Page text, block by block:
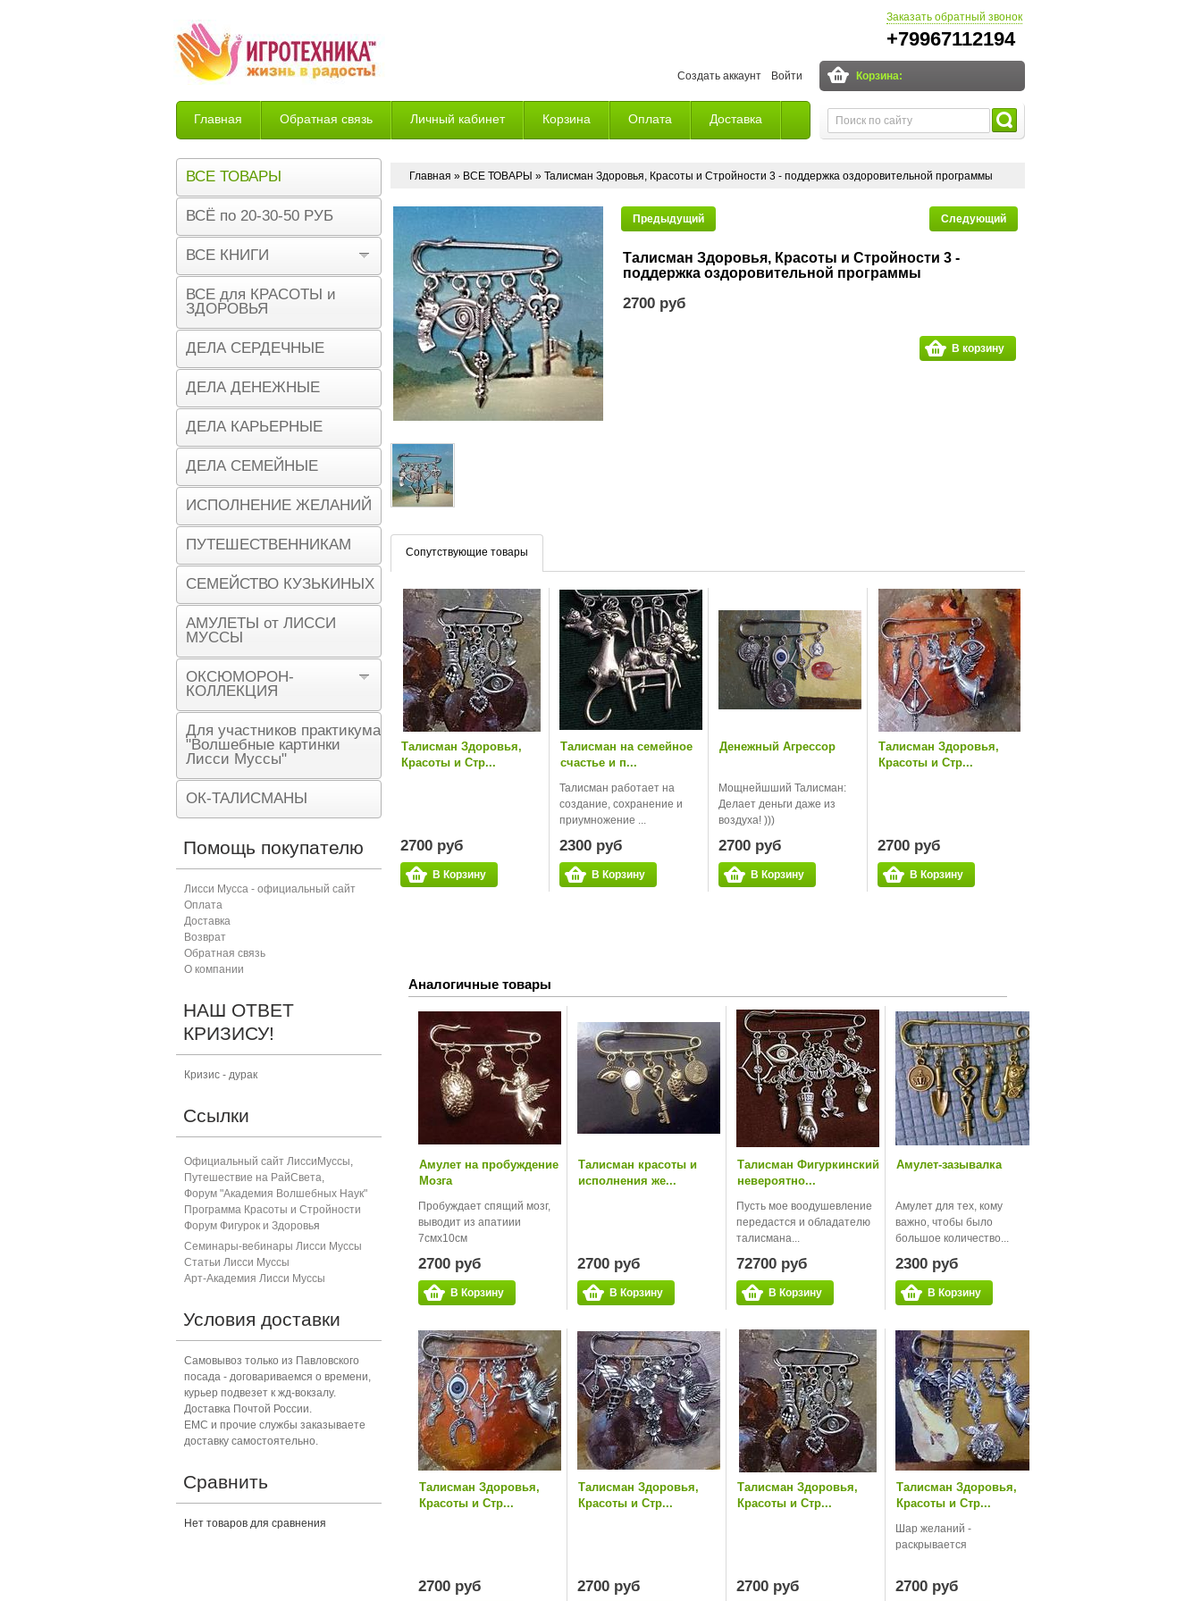
Заказать обратный звонок
+79967112194
Создать аккаунт Войти
Главная Обратная связь Личный кабинет Корзина Оплата Доставка
Возврат
Корзина:
Главная » ВСЕ ТОВАРЫ » Талисман Здоровья, Красоты и Стройности 3 - поддержка оздоровительной программы
Предыдущий Следующий
Талисман Здоровья, Красоты и Стройности 3 -
поддержка оздоровительной программы
2700 руб
В корзину
Сопутствующие товары
Талисман Здоровья,
Красоты и Стр...
2700 руб
В Корзину
Талисман на семейное
счастье и п...
Талисман работает на
создание, сохранение и
приумножение ...
2300 руб
В Корзину
Денежный Агрессор
Мощнейшший Талисман:
Делает деньги даже из
воздуха! )))
2700 руб
В Корзину
Талисман Здоровья,
Красоты и Стр...
2700 руб
В Корзину
Аналогичные товары
Амулет на пробуждение
Мозга
Пробуждает спящий мозг,
выводит из апатиии
7смх10см
2700 руб
В Корзину
Талисман красоты и
исполнения же...
2700 руб
В Корзину
Талисман Фигуркинский
невероятно...
Пусть мое воодушевление
передастся и обладателю
талисмана...
72700 руб
В Корзину
Амулет-зазывалка
Амулет для тех, кому
важно, чтобы было
большое количество...
2300 руб
В Корзину
Талисман Здоровья,
Красоты и Стр...
2700 руб
Талисман Здоровья,
Красоты и Стр...
2700 руб
Талисман Здоровья,
Красоты и Стр...
2700 руб
Талисман Здоровья,
Красоты и Стр...
Шар желаний -
раскрывается
2700 руб
ВСЕ ТОВАРЫ
ВСЁ по 20-30-50 РУБ
ВСЕ КНИГИ
ВСЕ для КРАСОТЫ и
ЗДОРОВЬЯ
ДЕЛА СЕРДЕЧНЫЕ
ДЕЛА ДЕНЕЖНЫЕ
ДЕЛА КАРЬЕРНЫЕ
ДЕЛА СЕМЕЙНЫЕ
ИСПОЛНЕНИЕ ЖЕЛАНИЙ
ПУТЕШЕСТВЕННИКАМ
СЕМЕЙСТВО КУЗЬКИНЫХ
АМУЛЕТЫ от ЛИССИ
МУССЫ
ОКСЮМОРОН-
КОЛЛЕКЦИЯ
Для участников практикума
"Волшебные картинки
Лисси Муссы"
ОК-ТАЛИСМАНЫ
Помощь покупателю
Лисси Мусса - официальный сайт
Оплата
Доставка
Возврат
Обратная связь
О компании
НАШ ОТВЕТ
КРИЗИСУ!
Кризис - дурак
Ссылки
Официальный сайт ЛиссиМуссы,
Путешествие на РайСвета,
Форум "Академия Волшебных Наук"
Программа Красоты и Стройности
Форум Фигурок и Здоровья
Семинары-вебинары Лисси Муссы
Статьи Лисси Муссы
Арт-Академия Лисси Муссы
Условия доставки
Самовывоз только из Павловского
посада - договариваемся о времени,
курьер подвезет к жд-вокзалу.
Доставка Почтой России.
ЕМС и прочие службы заказываете
доставку самостоятельно.
Сравнить
Нет товаров для сравнения